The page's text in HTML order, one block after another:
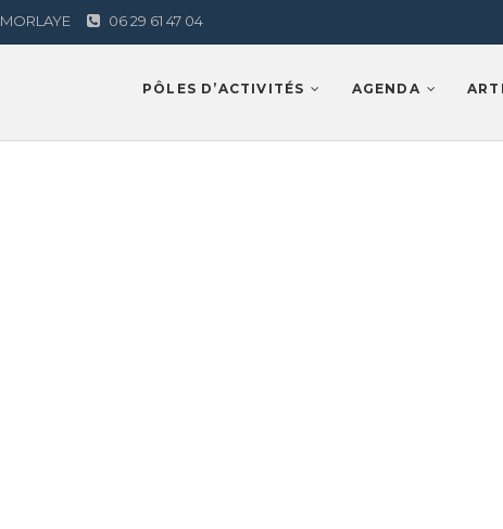
06 29 61 47 04
LamorlayePÔLES D’ACTIVITÉS AGENDA